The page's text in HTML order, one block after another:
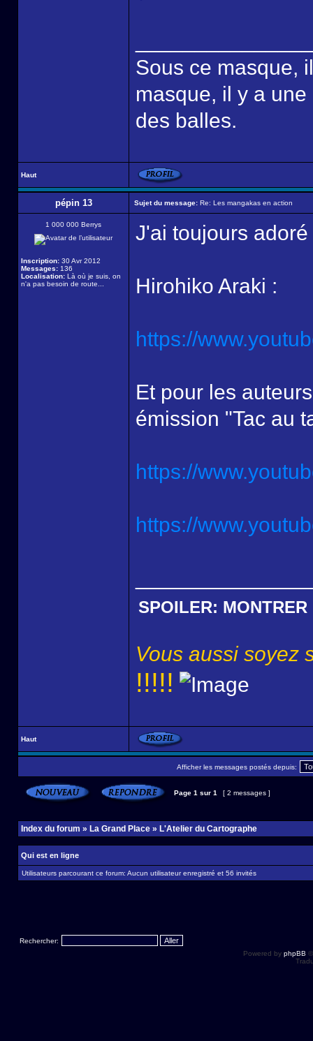
Sous ce masque,
masque, il y a
des balles.
Haut
pépin 13 Sujet du message: Re: Les mangakas en action
1 000 000 Berrys
Inscription: 30 Avr 2012
Messages: 136
Localisation: Là où je suis, on
n'a pas besoin de route...
J'ai toujours
Hirohiko Araki :
https://
Et pour les
émission "Tac au
https://
https://
SPOILER: MONTRER
Vous aussi soyez
!!!!!
Haut
Afficher les messages postés depuis:
Page 1 sur 1 [ 2 messages ]
Index du forum » La Grand Place » L'Atelier du Cartographe
Qui est en ligne
Utilisateurs parcourant ce forum: Aucun utilisateur enregistré et 56 invités
Rechercher:
Powered by phpBB